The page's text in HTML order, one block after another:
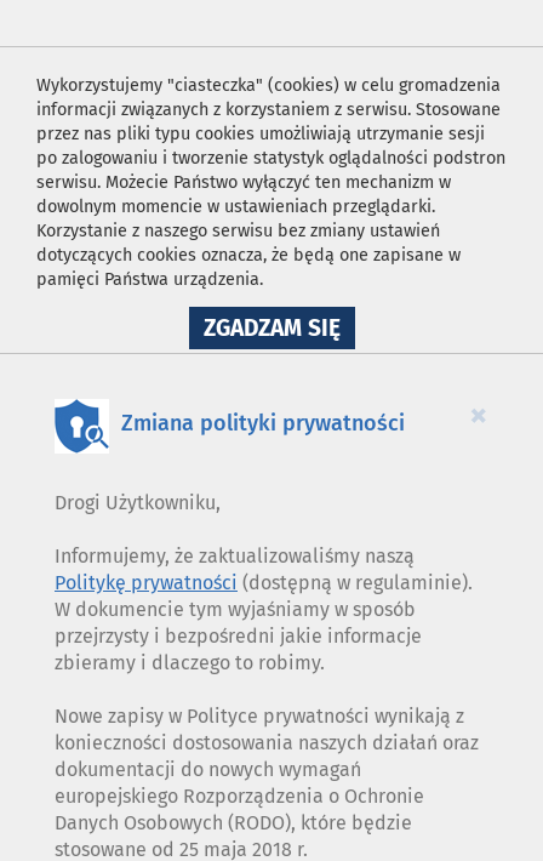
Wykorzystujemy "ciasteczka" (cookies) w celu gromadzenia
informacji związanych z korzystaniem z serwisu. Stosowane
przez nas pliki typu cookies umożliwiają utrzymanie sesji
po zalogowaniu i tworzenie statystyk oglądalności podstron
serwisu. Możecie Państwo wyłączyć ten mechanizm w
dowolnym momencie w ustawieniach przeglądarki.
Korzystanie z naszego serwisu bez zmiany ustawień
dotyczących cookies oznacza, że będą one zapisane w
pamięci Państwa urządzenia.
ZGADZAM SIĘNA
WYKORZYSTANIE
×
Zmiana polityki prywatności
Drogi Użytkowniku,
Informujemy, że zaktualizowaliśmy naszą
Politykę prywatności (dostępną w regulaminie).
W dokumencie tym wyjaśniamy w sposób
przejrzysty i bezpośredni jakie informacje
zbieramy i dlaczego to robimy.
Nowe zapisy w Polityce prywatności wynikają z
konieczności dostosowania naszych działań oraz
dokumentacji do nowych wymagań
europejskiego Rozporządzenia o Ochronie
Danych Osobowych (RODO), które będzie
stosowane od 25 maja 2018 r.